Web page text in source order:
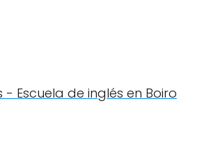
Escuela de inglés en Boiro